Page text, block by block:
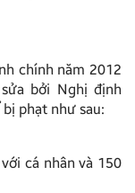
chính năm 2012
bởi Nghị định
phạt như sau:
cá nhân và 150